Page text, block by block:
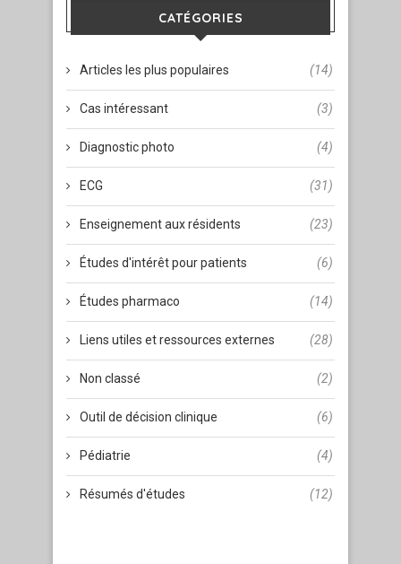
CATÉGORIES
Articles les plus populaires (14)
Cas intéressant (3)
Diagnostic photo (4)
ECG (31)
Enseignement aux résidents (23)
Études d'intérêt pour patients (6)
Études pharmaco (14)
Liens utiles et ressources externes (28)
Non classé (2)
Outil de décision clinique (6)
Pédiatrie (4)
Résumés d'études (12)